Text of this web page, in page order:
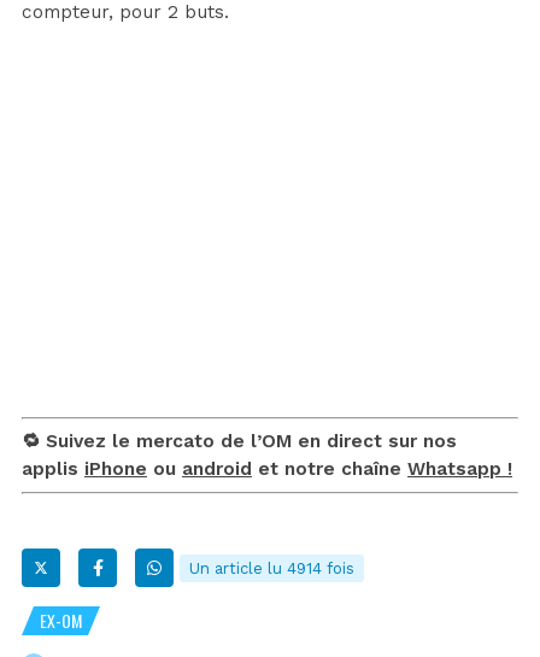
compteur, pour 2 buts.
🔁 Suivez le mercato de l’OM en direct sur nos
applis iPhone ou android et notre chaîne Whatsapp !
Un article lu 4914 fois
EX-OM